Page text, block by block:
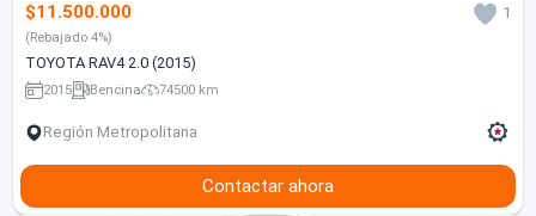
$11.500.000 1
(Rebajado 4%)
TOYOTA RAV4 2.0 (2015)
2015 Bencina 74500 km
Región Metropolitana
Contactar ahora